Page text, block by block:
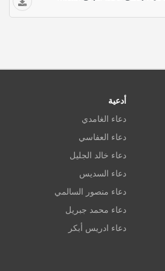
أدعية
دعاء الغامدي
دعاء العفاسي
دعاء خالد الجليل
دعاء السديس
دعاء منصور السالمي
دعاء محمد جبريل
دعاء ادريس أبكر